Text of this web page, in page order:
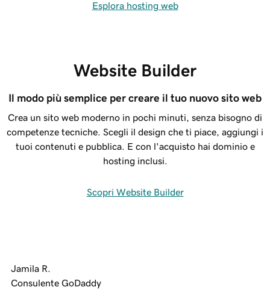
Esplora hosting web
Website Builder
Il modo più semplice per creare il tuo nuovo sito web
Crea un sito web moderno in pochi minuti, senza bisogno di
competenze tecniche. Scegli il design che ti piace, aggiungi i
tuoi contenuti e pubblica. E con l'acquisto hai dominio e
hosting inclusi.
Scopri Website Builder
Jamila R.
Consulente GoDaddy